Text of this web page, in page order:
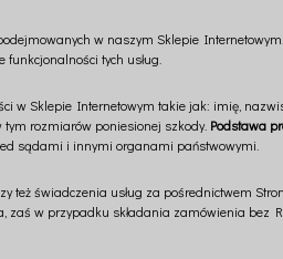
w naszym Sklepie Internetowym.
tych usług.
w Sklepie Internetowym takie jak: imię,
rozmiarów poniesionej szkody. Podstawa
sądami i innymi organami państwowymi.
też świadczenia usług za pośrednictwem
zaś w przypadku składania zamówienia bez